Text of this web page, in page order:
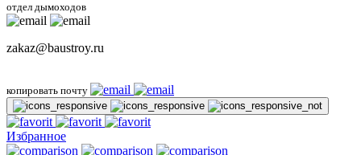
отдел дымоходов
zakaz@baustroy.ru
копировать почту
Избранное